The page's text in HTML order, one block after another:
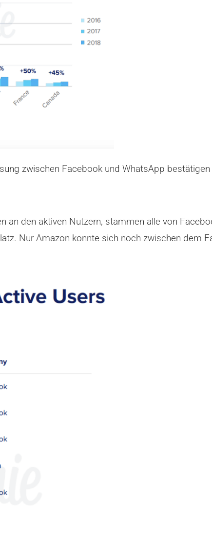
zwischen Facebook und WhatsApp
an den aktiven Nutzern, stammen alle von
Nur Amazon konnte sich noch zwischen dem